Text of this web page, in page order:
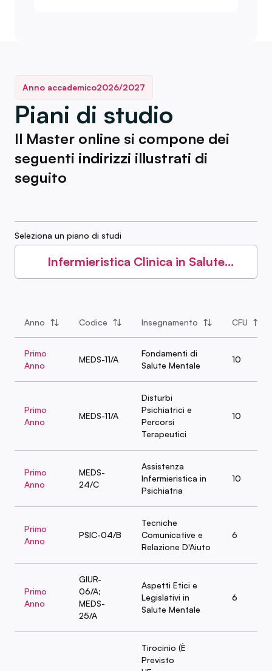
Piani di studio
Anno accademico2026/2027
Il Master online si compone dei
seguenti indirizzi illustrati di
seguito
Seleziona un piano di studi
Infermieristica Clinica in Salute
Mentale
Anno Codice Insegnamento CFU
Primo
Anno
MEDS-11/A
Fondamenti di
Salute Mentale
10
Primo
Anno
MEDS-11/A
Disturbi
Psichiatrici e
Percorsi
Terapeutici
10
Primo
Anno
MEDS-
24/C
Assistenza
Infermieristica in
Psichiatria
10
Primo
Anno
PSIC-04/B
Tecniche
Comunicative e
Relazione D'Aiuto
6
Primo
Anno
GIUR-
06/A;
MEDS-
25/A
Aspetti Etici e
Legislativi in
Salute Mentale
6
Tirocinio (È
Previsto